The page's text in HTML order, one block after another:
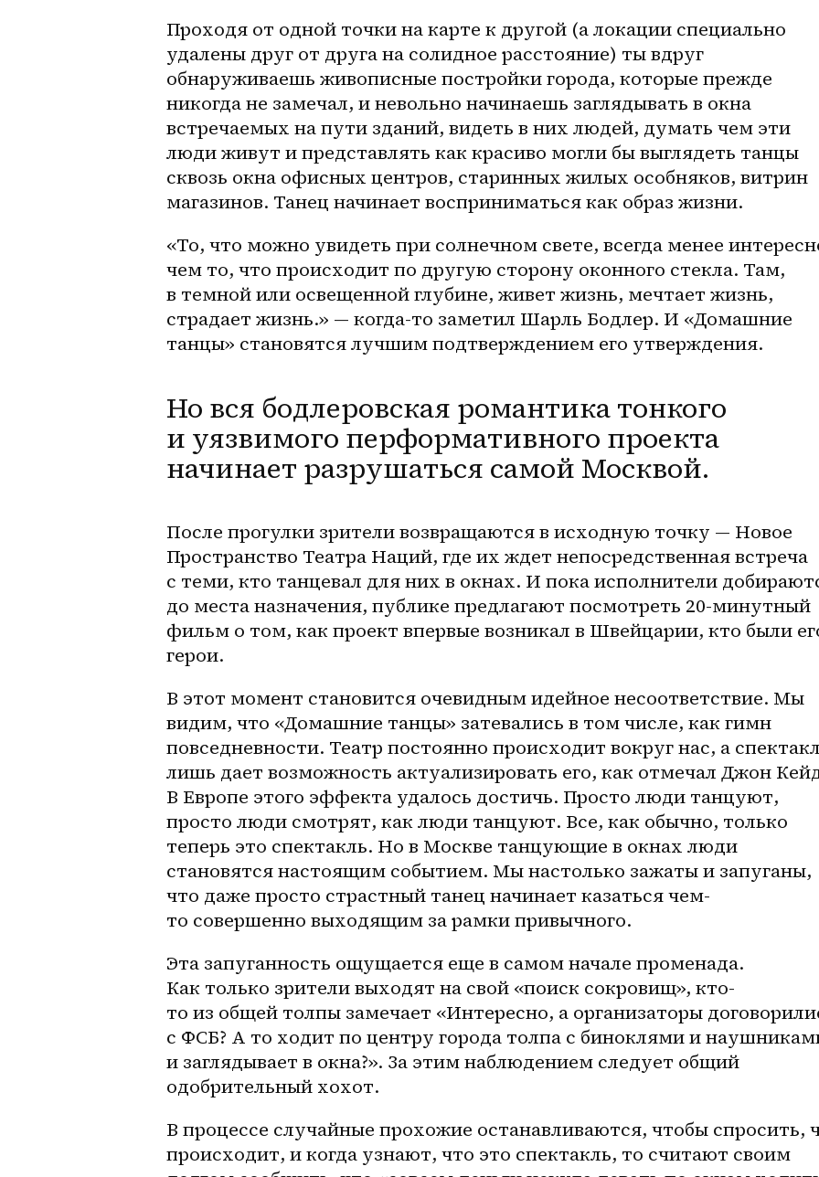
Проходя от одной точки на карте к другой (а локации специально
удалены друг от друга на солидное расстояние) ты вдруг
обнаруживаешь живописные постройки города, которые прежде
никогда не замечал, и невольно начинаешь заглядывать в окна
встречаемых на пути зданий, видеть в них людей, думать чем эти
люди живут и представлять как красиво могли бы выглядеть танцы
сквозь окна офисных центров, старинных жилых особняков, витрин
магазинов. Танец начинает восприниматься как образ жизни.
«То, что можно увидеть при солнечном свете, всегда менее
чем то, что происходит по другую сторону оконного стекла. Там,
в темной или освещенной глубине, живет жизнь, мечтает жизнь,
страдает жизнь.» — когда-то заметил Шарль Бодлер. И «Домашние
танцы» становятся лучшим подтверждением его утверждения.
Но вся бодлеровская романтика тонкого
и уязвимого перформативного проекта
начинает разрушаться самой Москвой.
После прогулки зрители возвращаются в исходную точку — Новое
Пространство Театра Наций, где их ждет непосредственная встреча
с теми, кто танцевал для них в окнах. И пока исполнители
до места назначения, публике предлагают посмотреть 20-минутный
фильм о том, как проект впервые возникал в Швейцарии, кто были
герои.
В этот момент становится очевидным идейное несоответствие. Мы
видим, что «Домашние танцы» затевались в том числе, как гимн
повседневности. Театр постоянно происходит вокруг нас, а
лишь дает возможность актуализировать его, как отмечал Джон
В Европе этого эффекта удалось достичь. Просто люди танцуют,
просто люди смотрят, как люди танцуют. Все, как обычно, только
теперь это спектакль. Но в Москве танцующие в окнах люди
становятся настоящим событием. Мы настолько зажаты и запуганы,
что даже просто страстный танец начинает казаться чем-
то совершенно выходящим за рамки привычного.
Эта запуганность ощущается еще в самом начале променада.
Как только зрители выходят на свой «поиск сокровищ», кто-
то из общей толпы замечает «Интересно, а организаторы
с ФСБ? А то ходит по центру города толпа с биноклями и
и заглядывает в окна?». За этим наблюдением следует общий
одобрительный хохот.
В процессе случайные прохожие останавливаются, чтобы спросить,
происходит, и когда узнают, что это спектакль, то считают своим